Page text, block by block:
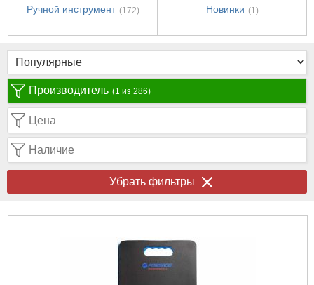
Ручной инструмент (172) Новинки (1)
Производитель (1 из 286)
Цена
Наличие
Убрать фильтры